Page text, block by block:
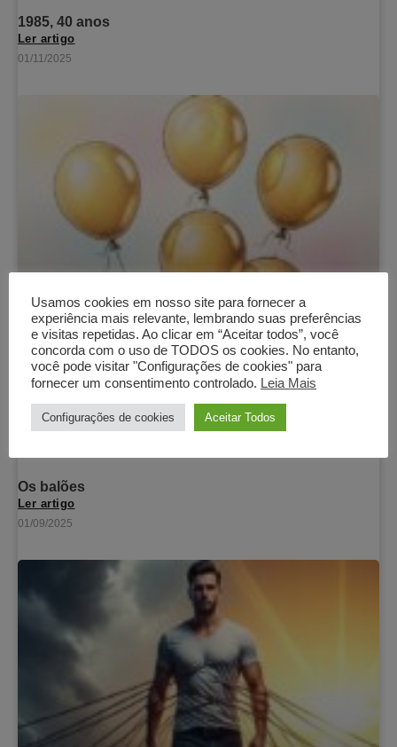
1985, 40 anos
Ler artigo
01/11/2025
Os balões
Ler artigo
01/09/2025
Usamos cookies em nosso site para fornecer a
experiência mais relevante, lembrando suas preferências
e visitas repetidas. Ao clicar em “Aceitar todos”, você
concorda com o uso de TODOS os cookies. No entanto,
você pode visitar "Configurações de cookies" para
fornecer um consentimento controlado. Leia Mais
Configurações de cookies Aceitar Todos